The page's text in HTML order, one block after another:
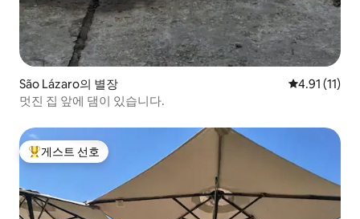
São Lázaro의 별장 평점 4.91점
4.91 (11)
멋진 집 앞에 댐이 있습니다.
상위 게스트 선호
게스트 선호